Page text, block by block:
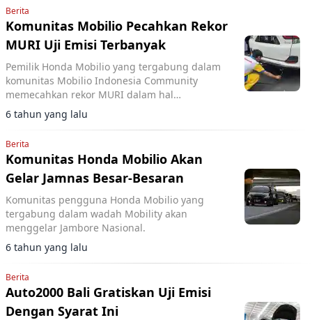
Berita
Komunitas Mobilio Pecahkan Rekor
MURI Uji Emisi Terbanyak
Pemilik Honda Mobilio yang tergabung dalam
komunitas Mobilio Indonesia Community
memecahkan rekor MURI dalam hal
lingkungan hidup.
6 tahun yang lalu
Berita
Komunitas Honda Mobilio Akan
Gelar Jamnas Besar-Besaran
Komunitas pengguna Honda Mobilio yang
tergabung dalam wadah Mobility akan
menggelar Jambore Nasional.
6 tahun yang lalu
Berita
Auto2000 Bali Gratiskan Uji Emisi
Dengan Syarat Ini